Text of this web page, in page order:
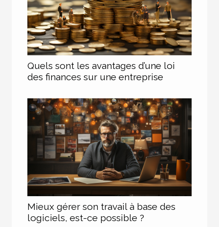
Quels sont les avantages d’une loi
des finances sur une entreprise
Mieux gérer son travail à base des
logiciels, est-ce possible ?